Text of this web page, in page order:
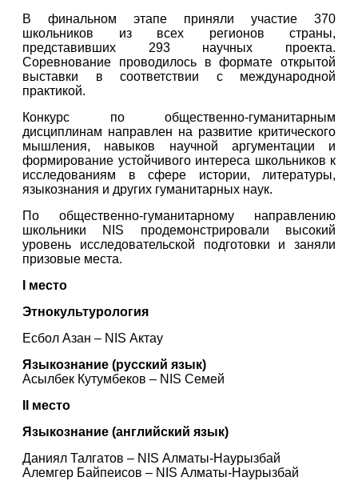
В финальном этапе приняли участие 370
школьников из всех регионов страны,
представивших 293 научных проекта.
Соревнование проводилось в формате открытой
выставки в соответствии с международной
практикой.
Конкурс по общественно-гуманитарным
дисциплинам направлен на развитие критического
мышления, навыков научной аргументации и
формирование устойчивого интереса школьников к
исследованиям в сфере истории, литературы,
языкознания и других гуманитарных наук.
По общественно-гуманитарному направлению
школьники NIS продемонстрировали высокий
уровень исследовательской подготовки и заняли
призовые места.
I место
Этнокультурология
Есбол Азан – NIS Актау
Языкознание (русский язык)
Асылбек Кутумбеков – NIS Семей
II место
Языкознание (английский язык)
Даниял Талгатов – NIS Алматы-Наурызбай
Алемгер Байпеисов – NIS Алматы-Наурызбай